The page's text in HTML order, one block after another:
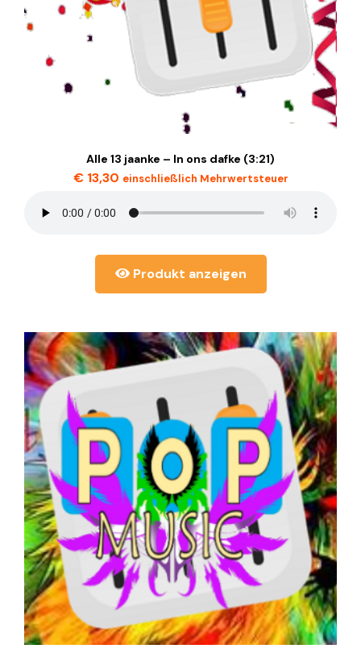
Alle 13 jaanke – In ons dafke (3:21)
€13,30 einschließlich Mehrwertsteuer
Produkt anzeigen